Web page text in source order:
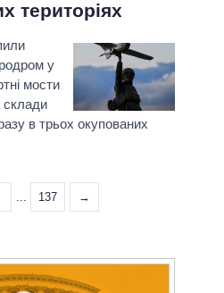
територіях
у
мости
склади
в трьох окупованих
... 137 →